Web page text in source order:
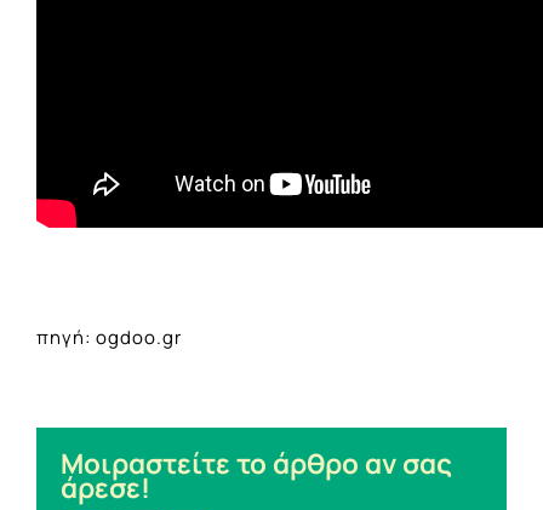
πηγή: ogdoo.gr
Μοιραστείτε το άρθρο αν σας
άρεσε!